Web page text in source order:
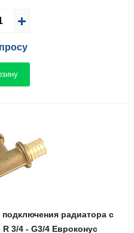
подключения радиатора с
3/4 - G3/4 Евроконус